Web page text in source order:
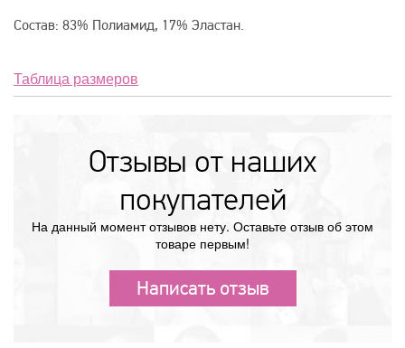
Состав: 83% Полиамид, 17% Эластан.
Таблица размеров
Отзывы от наших
покупателей
На данный момент отзывов нету. Оставьте отзыв об этом
товаре первым!
Написать отзыв